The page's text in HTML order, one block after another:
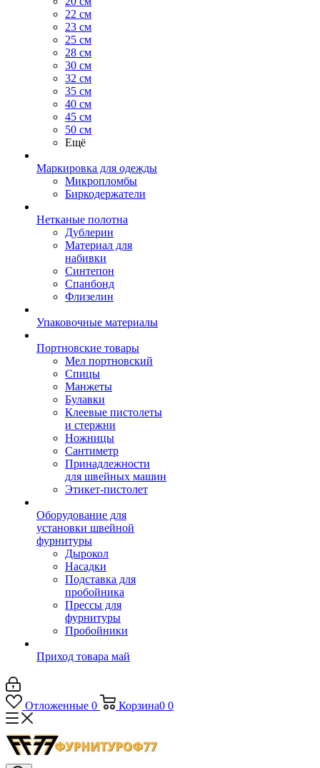
22 см
23 см
25 см
28 см
30 см
32 см
35 см
40 см
45 см
50 см
Ещё
Маркировка для одежды
Микропломбы
Биркодержатели
Нетканые полотна
Дублерин
Материал для
набивки
Синтепон
Спанбонд
Флизелин
Упаковочные материалы
Портновские товары
Мел портновский
Спицы
Манжеты
Булавки
Клеевые пистолеты
и стержни
Ножницы
Сантиметр
Принадлежности
для швейных машин
Этикет-пистолет
Оборудование для
установки швейной
фурнитуры
Дырокол
Насадки
Подставка для
пробойника
Прессы для
фурнитуры
Пробойники
Приход товара май
Отложенные 0 Корзина0 0